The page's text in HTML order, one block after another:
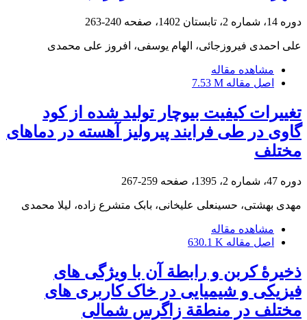
دوره 14، شماره 2، تابستان 1402، صفحه 240-263
علی احمدی فیروزجائی، الهام یوسفی، افروز علی محمدی
مشاهده مقاله
اصل مقاله 7.53 M
تغییرات کیفیت بیوچار تولید شده از کود
گاوی در طی فرایند پیرولیز آهسته در دماهای
مختلف
دوره 47، شماره 2، 1395، صفحه 259-267
مهدی بهشتی، حسینعلی علیخانی، بابک متشرع زاده، لیلا محمدی
مشاهده مقاله
اصل مقاله 630.1 K
ذخیرۀ کربن و رابطة آن با ویژگی های
فیزیکی و شیمیایی در خاک کاربری های
مختلف در منطقة زاگرس شمالی